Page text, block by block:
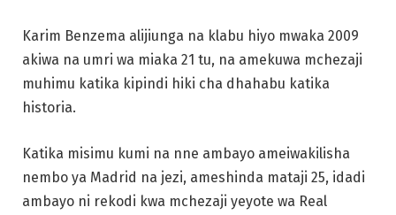
Karim Benzema alijiunga na klabu hiyo mwaka 2009
akiwa na umri wa miaka 21 tu, na amekuwa mchezaji
muhimu katika kipindi hiki cha dhahabu katika
historia.
Katika misimu kumi na nne ambayo ameiwakilisha
nembo ya Madrid na jezi, ameshinda mataji 25, idadi
ambayo ni rekodi kwa mchezaji yeyote wa Real